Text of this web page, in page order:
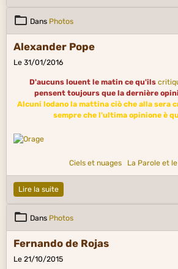
Dans Photos
Alexander Pope
Le 31/01/2016
D'aucuns louent le matin ce qu'ils
pensent toujours que la dernière
Alcuni lodano la mattina ciò che alla sera
sempre che l'ultima opinione è
Ciels et nuages La Parole et
Lire la suite
Dans Photos
Fernando de Rojas
Le 21/10/2015